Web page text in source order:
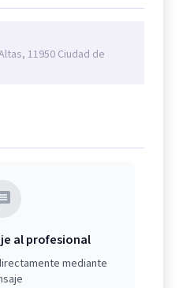
11950 Ciudad de
al profesional
mediante